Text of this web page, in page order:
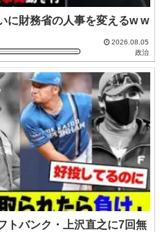
に財務省の人事を変えるw w
2026.08.05
政治
トバンク・上沢直之に7回無